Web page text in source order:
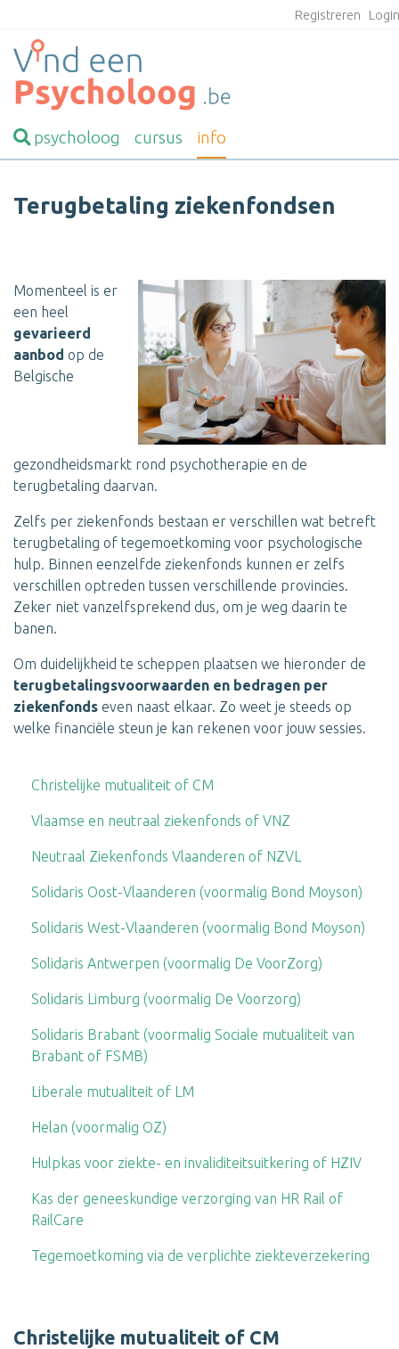
Registreren
psycholoog cursus info
Terugbetaling ziekenfondsen
Momenteel is er
een heel
gevarieerd
aanbod op de
Belgische
gezondheidsmarkt rond psychotherapie en de
terugbetaling daarvan.
Zelfs per ziekenfonds bestaan er verschillen wat betreft
terugbetaling of tegemoetkoming voor psychologische
hulp. Binnen eenzelfde ziekenfonds kunnen er zelfs
verschillen optreden tussen verschillende provincies.
Zeker niet vanzelfsprekend dus, om je weg daarin te
banen.
Om duidelijkheid te scheppen plaatsen we hieronder de
terugbetalingsvoorwaarden en bedragen per
ziekenfonds even naast elkaar. Zo weet je steeds op
welke financiële steun je kan rekenen voor jouw sessies.
Christelijke mutualiteit of CM
Vlaamse en neutraal ziekenfonds of VNZ
Neutraal Ziekenfonds Vlaanderen of NZVL
Solidaris Oost-Vlaanderen (voormalig Bond Moyson)
Solidaris West-Vlaanderen (voormalig Bond Moyson)
Solidaris Antwerpen (voormalig De VoorZorg)
Solidaris Limburg (voormalig De Voorzorg)
Solidaris Brabant (voormalig Sociale mutualiteit van
Brabant of FSMB)
Liberale mutualiteit of LM
Helan (voormalig OZ)
Hulpkas voor ziekte- en invaliditeitsuitkering of HZIV
Kas der geneeskundige verzorging van HR Rail of
RailCare
Tegemoetkoming via de verplichte ziekteverzekering
Christelijke mutualiteit of CM